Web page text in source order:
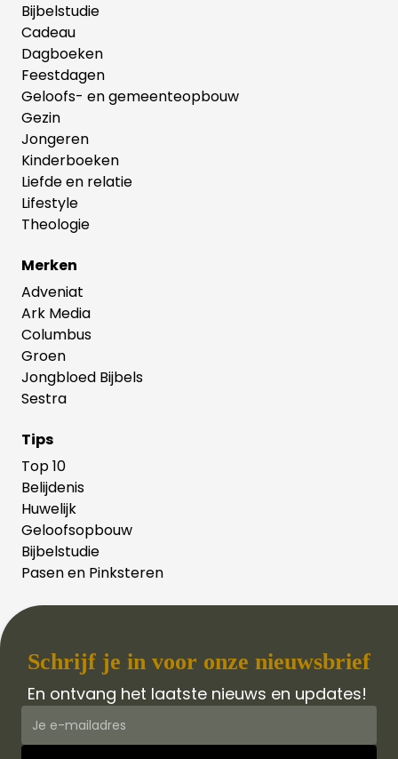
Bijbelstudie
Cadeau
Dagboeken
Feestdagen
Geloofs- en gemeenteopbouw
Gezin
Jongeren
Kinderboeken
Liefde en relatie
Lifestyle
Theologie
Merken
Adveniat
Ark Media
Columbus
Groen
Jongbloed Bijbels
Sestra
Tips
Top 10
Belijdenis
Huwelijk
Geloofsopbouw
Bijbelstudie
Pasen en Pinksteren
Schrijf je in voor onze nieuwsbrief
En ontvang het laatste nieuws en updates!